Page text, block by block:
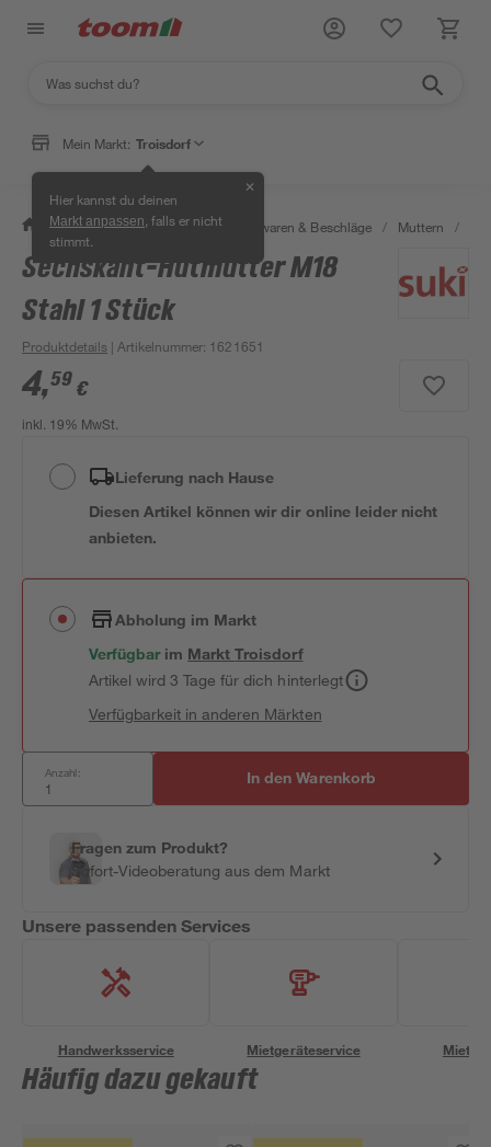
Mein Markt: Troisdorf
Hier kannst du deinen
Markt anpassen , falls er nicht
stimmt.
✕
/ Werkstatt & Maschinen / Eisenwaren & Beschläge / Muttern /
Sechskant-Hutmutter M18
Stahl 1 Stück
Produktdetails | Artikelnummer: 1621651
4,59 €
inkl. 19% MwSt.
Lieferung nach Hause
Diesen Artikel können wir dir online leider nicht
anbieten.
Abholung im Markt
Verfügbar im MarktTroisdorf
Artikel wird 3 Tage für dich hinterlegt
Verfügbarkeit in anderen Märkten
Anzahl: In den Warenkorb
Fragen zum Produkt?
Sofort-Videoberatung aus dem Markt
Unsere passenden Services
Handwerksservice Mietgeräteservice
Häufig dazu gekauft